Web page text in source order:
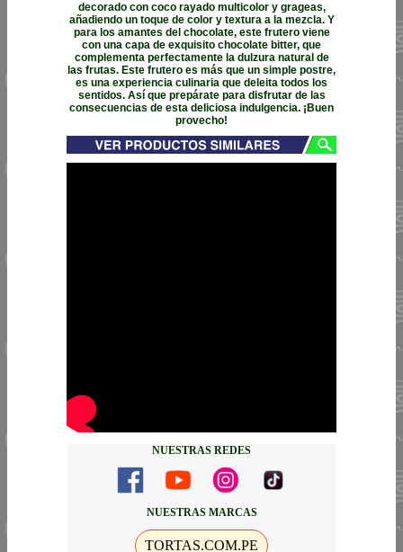
decorado con coco rayado multicolor y grageas,
añadiendo un toque de color y textura a la mezcla. Y
para los amantes del chocolate, este frutero viene
con una capa de exquisito chocolate bitter, que
complementa perfectamente la dulzura natural de
las frutas. Este frutero es más que un simple postre,
es una experiencia culinaria que deleita todos los
sentidos. Así que prepárate para disfrutar de las
consecuencias de esta deliciosa indulgencia. ¡Buen
provecho!
NUESTRAS REDES
NUESTRAS MARCAS
TORTAS.COM.PE